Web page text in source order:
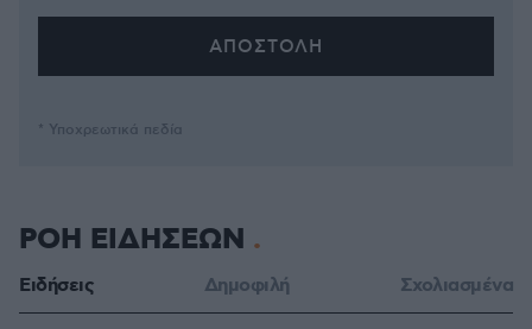
* Υποχρεωτικά πεδία
ΡΟΗ ΕΙΔΗΣΕΩΝ
Ειδήσεις Δημοφιλή Σχολιασμένα